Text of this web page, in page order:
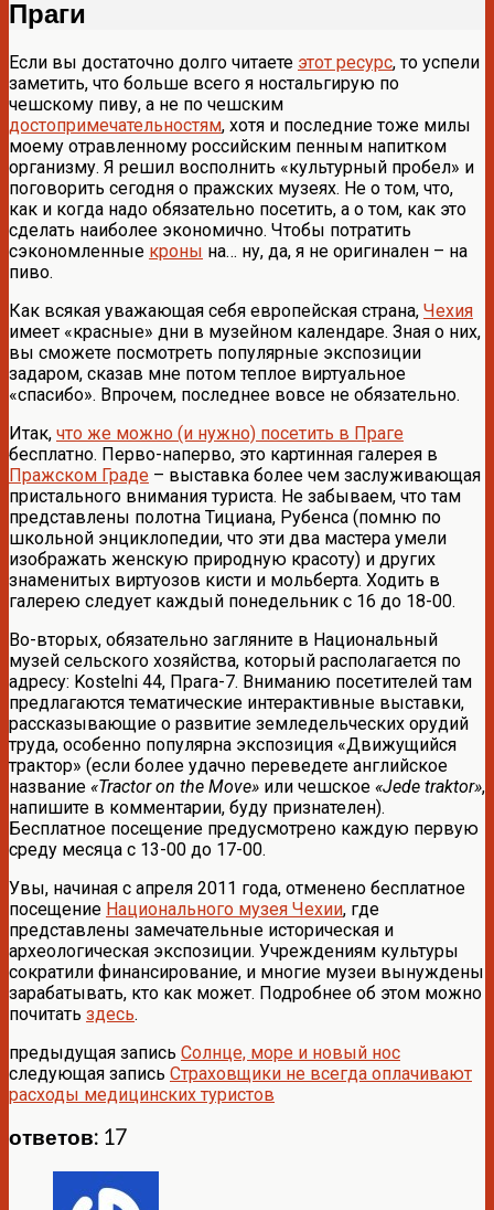
Праги
Если вы достаточно долго читаете этот ресурс, то успели
заметить, что больше всего я ностальгирую по
чешскому пиву, а не по чешским
достопримечательностям, хотя и последние тоже милы
моему отравленному российским пенным напитком
организму. Я решил восполнить «культурный пробел» и
поговорить сегодня о пражских музеях. Не о том, что,
как и когда надо обязательно посетить, а о том, как это
сделать наиболее экономично. Чтобы потратить
сэкономленные кроны на… ну, да, я не оригинален – на
пиво.
Как всякая уважающая себя европейская страна, Чехия
имеет «красные» дни в музейном календаре. Зная о них,
вы сможете посмотреть популярные экспозиции
задаром, сказав мне потом теплое виртуальное
«спасибо». Впрочем, последнее вовсе не обязательно.
Итак, что же можно (и нужно) посетить в Праге
бесплатно. Перво-наперво, это картинная галерея в
Пражском Граде – выставка более чем заслуживающая
пристального внимания туриста. Не забываем, что там
представлены полотна Тициана, Рубенса (помню по
школьной энциклопедии, что эти два мастера умели
изображать женскую природную красоту) и других
знаменитых виртуозов кисти и мольберта. Ходить в
галерею следует каждый понедельник с 16 до 18-00.
Во-вторых, обязательно загляните в Национальный
музей сельского хозяйства, который располагается по
адресу: Kostelni 44, Прага-7. Вниманию посетителей там
предлагаются тематические интерактивные выставки,
рассказывающие о развитие земледельческих орудий
труда, особенно популярна экспозиция «Движущийся
трактор» (если более удачно переведете английское
название «Tractor on the Move» или чешское «Jede traktor»,
напишите в комментарии, буду признателен).
Бесплатное посещение предусмотрено каждую первую
среду месяца с 13-00 до 17-00.
Увы, начиная с апреля 2011 года, отменено бесплатное
посещение Национального музея Чехии, где
представлены замечательные историческая и
археологическая экспозиции. Учреждениям культуры
сократили финансирование, и многие музеи вынуждены
зарабатывать, кто как может. Подробнее об этом можно
почитать здесь.
предыдущая запись Солнце, море и новый нос
следующая запись Страховщики не всегда оплачивают
расходы медицинских туристов
ответов: 17